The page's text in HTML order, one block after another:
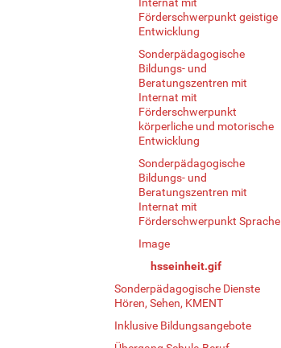
Förderschwerpunkt geistige
Entwicklung
Sonderpädagogische
Bildungs- und
Beratungszentren mit
Internat mit
Förderschwerpunkt
körperliche und motorische
Entwicklung
Sonderpädagogische
Bildungs- und
Beratungszentren mit
Internat mit
Förderschwerpunkt Sprache
Image
hsseinheit.gif
Sonderpädagogische Dienste
Hören, Sehen, KMENT
Inklusive Bildungsangebote